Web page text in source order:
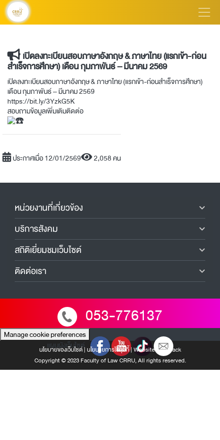
เปิดลงทะเบียนสอบภาษาอังกฤษ & ภาษาไทย (แรกเข้า-ก่อน
สำเร็จการศึกษา) เดือน กุมภาพันธ์ – มีนาคม 2569
เปิดลงทะเบียนสอบภาษาอังกฤษ & ภาษาไทย (แรกเข้า-ก่อนสำเร็จการศึกษา)
เดือน กุมภาพันธ์ – มีนาคม 2569
https://bit.ly/3YzkG5K
สอบถามข้อมูลเพิ่มเติมติดต่อ
ประกาศเมื่อ 12/01/2569 2,058 คน
หน่วยงานที่เกี่ยวข้อง
บริการสังคม
สถิติเยี่ยมชมเว็บไซต์
ติดต่อเรา
053-776137
แผนผังเว็บไซต์
Manage cookie preferences
นโยบายของเว็บไซต์| นโยบายการใช้คุกกี้| Website Feedback
Copyright © 2023 Faculty of Law CRRU, All rights reserved.